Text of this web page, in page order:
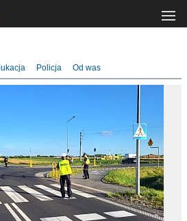
Policja Od was